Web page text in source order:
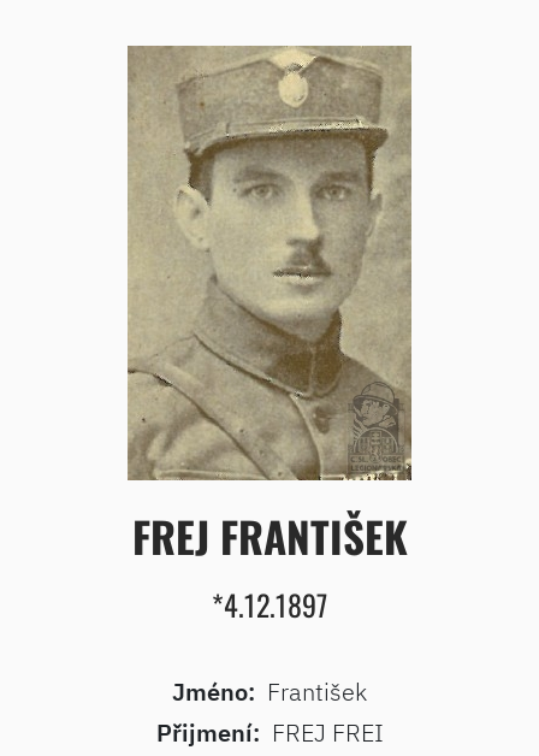
FREJ FRANTIŠEK
*4.12.1897
Jméno: František
Přijmení: FREJ FREI